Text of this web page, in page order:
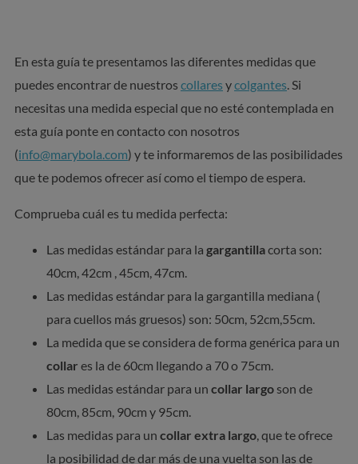
En esta guía te presentamos las diferentes medidas que
puedes encontrar de nuestros collares ycolgantes . Si
necesitas una medida especial que no esté contemplada en
esta guía ponte en contacto con nosotros
(info@marybola.com) y te informaremos de las posibilidades
que te podemos ofrecer así como el tiempo de espera.
Comprueba cuál es tu medida perfecta:
Las medidas estándar para la gargantillacorta son:
40cm, 42cm , 45cm, 47cm.
Las medidas estándar para la gargantilla mediana (
para cuellos más gruesos) son: 50cm, 52cm,55cm.
La medida que se considera de forma genérica para un
collar es la de 60cm llegando a 70 o 75cm.
Las medidas estándar para un collar largo son de
80cm, 85cm, 90cm y 95cm.
Las medidas para un collar extra largo , que te ofrece
la posibilidad de dar más de una vuelta son las de